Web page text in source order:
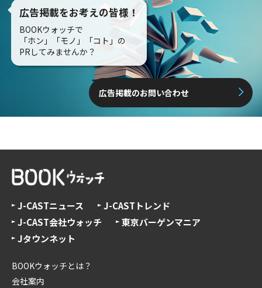
広告掲載をお考えの皆様！
BOOKウォッチで
「ホン」「モノ」「コト」の
PRしてみませんか？
広告掲載のお問い合わせ
J-CASTニュース
J-CASTトレンド
J-CAST会社ウォッチ
東京バーゲンマニア
Jタウンネット
BOOKウォッチとは？
会社案内